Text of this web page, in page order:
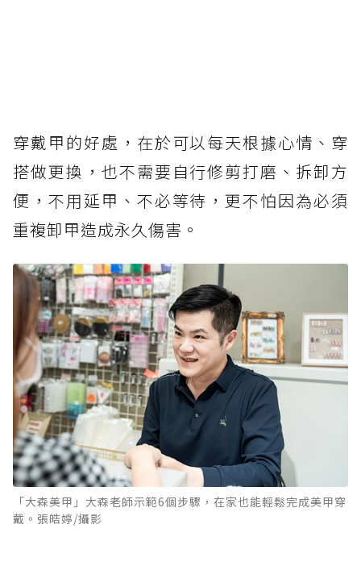
穿戴甲的好處，在於可以每天根據心情、穿
搭做更換，也不需要自行修剪打磨、拆卸方
便，不用延甲、不必等待，更不怕因為必須
重複卸甲造成永久傷害。
「大森美甲」大森老師示範6個步驟，在家也能輕鬆完成美甲穿
戴。張皓婷/攝影